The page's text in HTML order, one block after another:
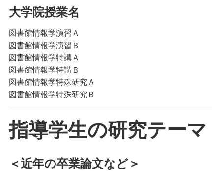
大学院授業名
図書館情報学演習Ａ
図書館情報学演習Ｂ
図書館情報学特講Ａ
図書館情報学特講Ｂ
図書館情報学特殊研究Ａ
図書館情報学特殊研究Ｂ
指導学生の研究テーマ
＜近年の卒業論文など＞